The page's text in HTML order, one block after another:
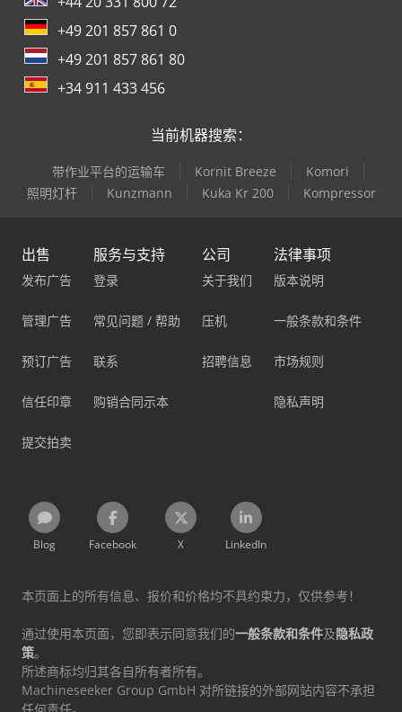
+49 201 857 861 0
+49 201 857 861 80
+34 911 433 456
当前机器搜索：
带作业平台的运输车 Kornit Breeze
Komori
照明灯杆
Kunzmann Kuka Kr 200 Kompressor
出售
发布广告
管理广告
预订广告
信任印章
提交拍卖
服务与支持
登录
常见问题 / 帮助
联系
购销合同示本
公司
关于我们
压机
招聘信息
法律事项
版本说明
一般条款和条件
市场规则
隐私声明
Blog Facebook X LinkedIn
本页面上的所有信息、报价和价格均不具约束力，仅供参考！
通过使用本页面，您即表示同意我们的一般条款和条件及隐私政
策。
所述商标均归其各自所有者所有。
Machineseeker Group GmbH 对所链接的外部网站内容不承担